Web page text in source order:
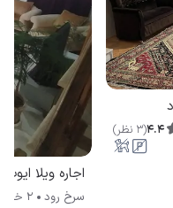
4.4
(
3 نظر)
اجاره ویلا
سرخ رود
2 خوابه